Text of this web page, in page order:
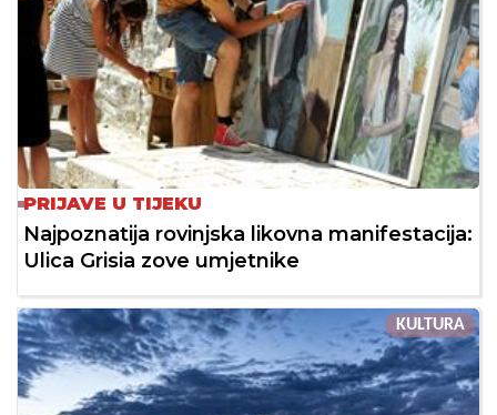
PRIJAVE U TIJEKU
Najpoznatija rovinjska likovna manifestacija:
Ulica Grisia zove umjetnike
KULTURA